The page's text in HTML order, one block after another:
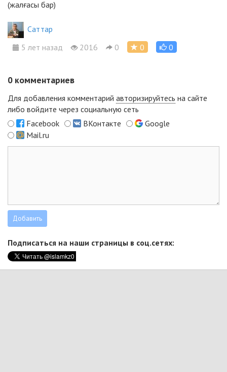
(жалғасы бар)
Cаттар
5 лет назад
2016 0 0 0
0 комментариев
Для добавления комментарий авторизируйтесь на сайте
либо войдите через социальную сеть
Facebook
ВКонтакте
Google
Mail.ru
Подписаться на наши страницы в соц.сетях: